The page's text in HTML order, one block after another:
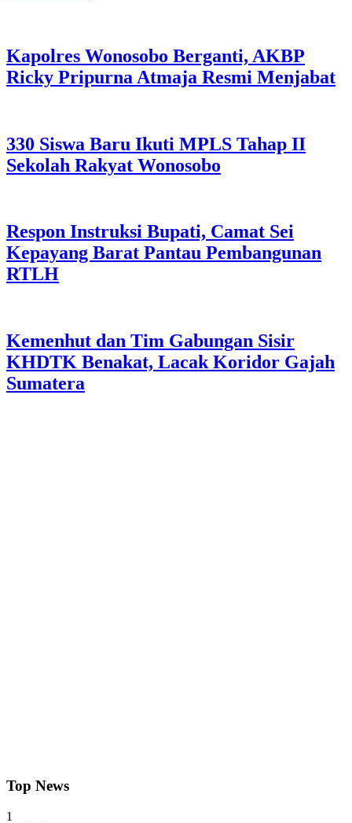
Kapolres Wonosobo Berganti, AKBP
Ricky Pripurna Atmaja Resmi Menjabat
330 Siswa Baru Ikuti MPLS Tahap II
Sekolah Rakyat Wonosobo
Respon Instruksi Bupati, Camat Sei
Kepayang Barat Pantau Pembangunan
RTLH
Kemenhut dan Tim Gabungan Sisir
KHDTK Benakat, Lacak Koridor Gajah
Sumatera
Top News
1